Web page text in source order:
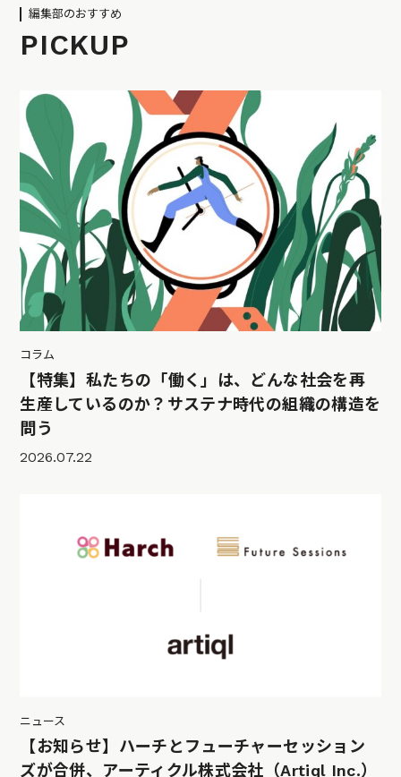
編集部のおすすめ
PICKUP
コラム
【特集】私たちの「働く」は、どんな社会を再
生産しているのか？サステナ時代の組織の構造を
問う
2026.07.22
ニュース
【お知らせ】ハーチとフューチャーセッション
ズが合併、アーティクル株式会社（Artiql Inc.）